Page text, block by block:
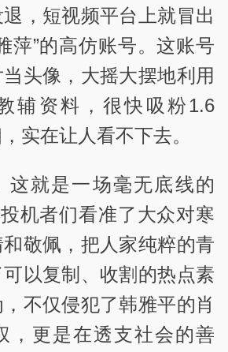
，短视频平台上就冒出
萍”的高仿账号。这账号
头像，大摇大摆地利用
辅资料，很快吸粉1.6
实在让人看不下去。
这就是一场毫无底线的
机者们看准了大众对寒
敬佩，把人家纯粹的青
以复制、收割的热点素
不仅侵犯了韩雅平的肖
，更是在透支社会的善